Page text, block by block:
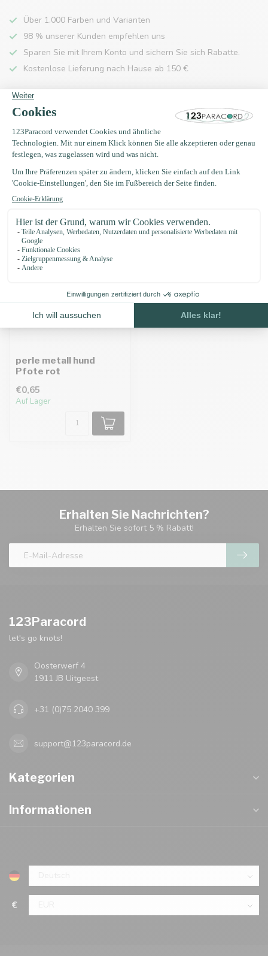
Über 1.000 Farben und Varianten
98 % unserer Kunden empfehlen uns
Sparen Sie mit Ihrem Konto und sichern Sie sich Rabatte.
Kostenlose Lieferung nach Hause ab 150 €
Produktbeschreibung
Eigenschaften
Zuletzt angesehen
perle metall hund
Pfote rot
€0,65
Auf Lager
Erhalten Sie Nachrichten?
Erhalten Sie sofort 5 % Rabatt!
123Paracord
let's go knots!
Oosterwerf 4
1911 JB Uitgeest
+31 (0)75 2040 399
support@123paracord.de
Kategorien
Informationen
€